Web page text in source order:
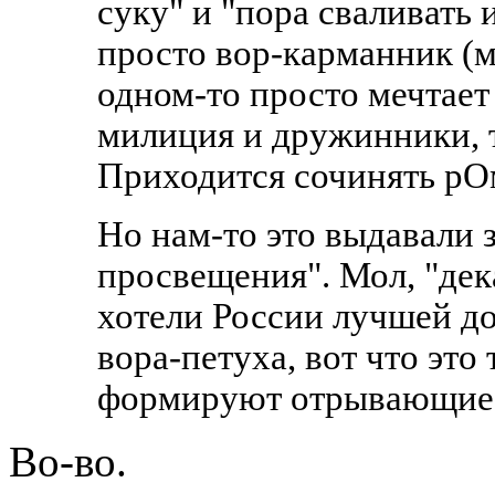
суку" и "пора сваливать
просто вор-карманник
одном-то просто
милиция и дружинники,
Приходится сочинять
Но нам-то это выдавали
просвещения". Мол,
хотели России лучшей
вора-петуха, вот что
формируют
Во-во.